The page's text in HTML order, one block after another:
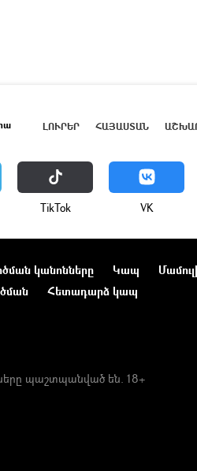
ԼՈՒՐԵՐ ՀԱՅԱՍՏԱՆ
ТikТоk VK
կանոնները Կապ
Հետադարձ կապ
պաշտպանված են. 18+